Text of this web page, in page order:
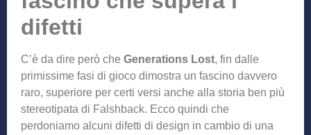
difetti
C’è da dire però che Generations Lost, fin dalle
primissime fasi di gioco dimostra un fascino davvero
raro, superiore per certi versi anche alla storia ben più
stereotipata di Falshback. Ecco quindi che
perdoniamo alcuni difetti di design in cambio di una